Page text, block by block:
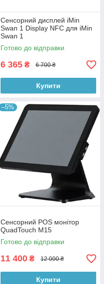
Сенсорний дисплей iMin
Swan 1 Display NFC для iMin
Swan 1
Готово до відправки
6 365 ₴ 6 700 ₴
Купити
–5%
Сенсорний POS монітор
QuadTouch M15
Готово до відправки
11 400 ₴ 12 000 ₴
Купити